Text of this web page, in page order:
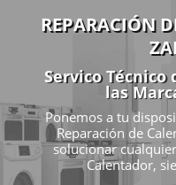
REPARACIÓN
Servico Técnico
las
Ponemos a tu
Reparación de
solucionar
Calentador,